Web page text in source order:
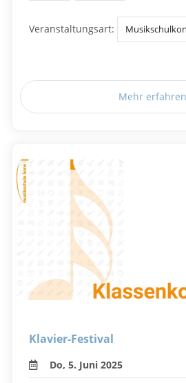
Veranstaltungsart:
Mehr erfahren
Klavier-Festival
Do, 5. Juni 2025